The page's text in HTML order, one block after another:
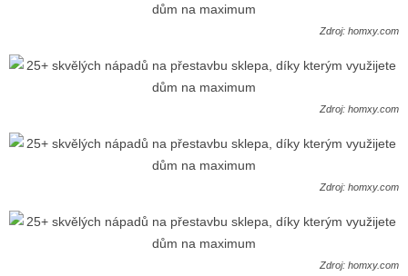
Zdroj: homxy.com
Zdroj: homxy.com
Zdroj: homxy.com
Zdroj: homxy.com